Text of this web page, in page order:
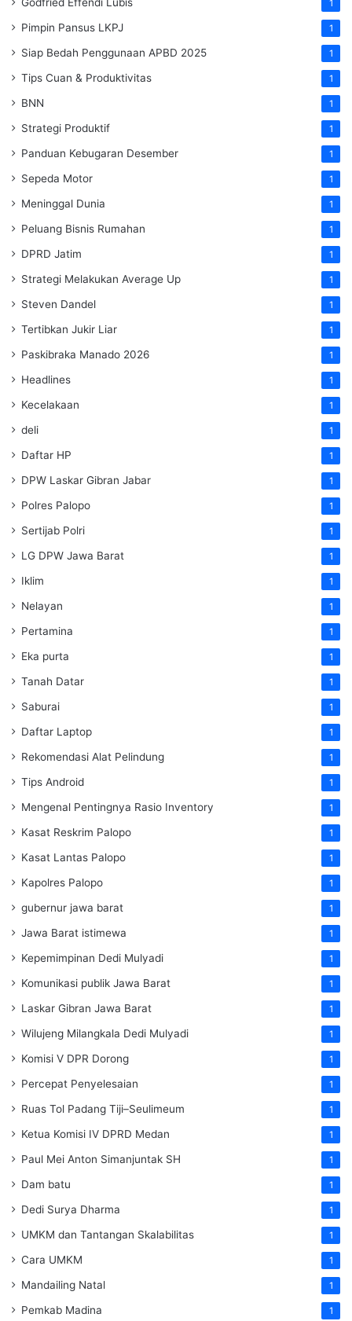
1
Pimpin Pansus LKPJ 1
Siap Bedah Penggunaan APBD 2025 1
Tips Cuan & Produktivitas 1
BNN 1
Strategi Produktif 1
Panduan Kebugaran Desember 1
Sepeda Motor 1
Meninggal Dunia 1
Peluang Bisnis Rumahan 1
DPRD Jatim 1
Strategi Melakukan Average Up 1
Steven Dandel 1
Tertibkan Jukir Liar 1
Paskibraka Manado 2026 1
Headlines 1
Kecelakaan 1
deli 1
Daftar HP 1
DPW Laskar Gibran Jabar 1
Polres Palopo 1
Sertijab Polri 1
LG DPW Jawa Barat 1
Iklim 1
Nelayan 1
Pertamina 1
Eka purta 1
Tanah Datar 1
Saburai 1
Daftar Laptop 1
Rekomendasi Alat Pelindung 1
Tips Android 1
Mengenal Pentingnya Rasio Inventory 1
Kasat Reskrim Palopo 1
Kasat Lantas Palopo 1
Kapolres Palopo 1
gubernur jawa barat 1
Jawa Barat istimewa 1
Kepemimpinan Dedi Mulyadi 1
Komunikasi publik Jawa Barat 1
Laskar Gibran Jawa Barat 1
Wilujeng Milangkala Dedi Mulyadi 1
Komisi V DPR Dorong 1
Percepat Penyelesaian 1
Ruas Tol Padang Tiji–Seulimeum 1
Ketua Komisi IV DPRD Medan 1
Paul Mei Anton Simanjuntak SH 1
Dam batu 1
Dedi Surya Dharma 1
UMKM dan Tantangan Skalabilitas 1
Cara UMKM 1
Mandailing Natal 1
Pemkab Madina 1